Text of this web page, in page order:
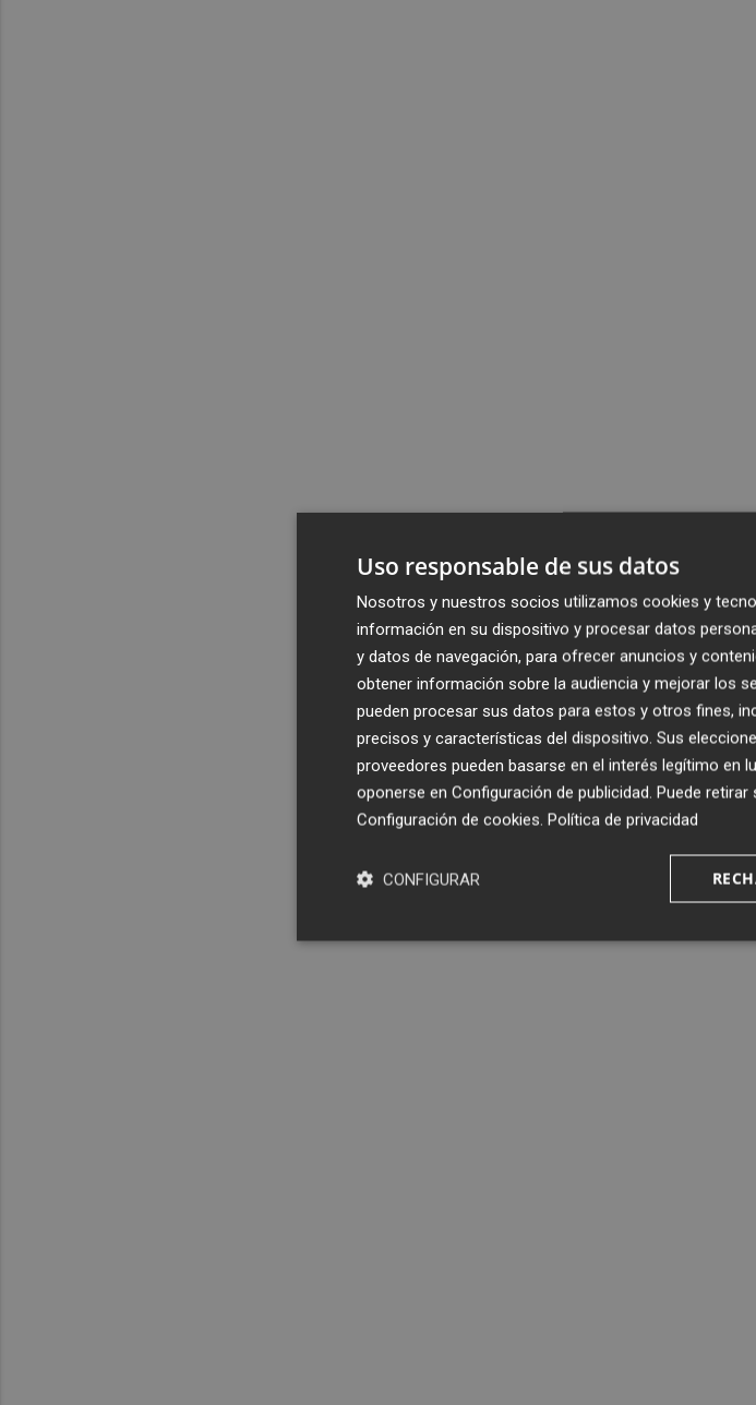
Uso responsable de sus datos
Nosotros y nuestros socios utilizamos cookies y
información en su dispositivo y procesar datos
y datos de navegación, para ofrecer anuncios y
obtener información sobre la audiencia y mejorar los
pueden procesar sus datos para estos y otros fines,
precisos y características del dispositivo. Sus
proveedores pueden basarse en el interés legítimo en
oponerse en Configuración de publicidad. Puede
Configuración de cookies. Política de privacidad
CONFIGURAR